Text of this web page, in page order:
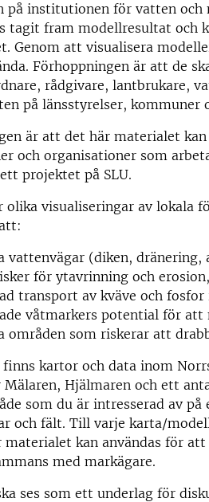
på institutionen för vatten
tagit fram modellresultat och
Genom att visualisera
Förhoppningen är att de
rådgivare, lantbrukare,
på länsstyrelser, kommuner
är att det här materialet
och organisationer som
projektet på SLU.
olika visualiseringar av lokala
vattenvägar (diken, dränering,
för ytavrinning och erosion,
transport av kväve och fosfor
våtmarkers potential för
områden som riskerar att
finns kartor och data inom
Hjälmaren och ett
som du är intresserad av på
och fält. Till varje karta/
materialet kan användas för
med markägare.
ses som ett underlag för